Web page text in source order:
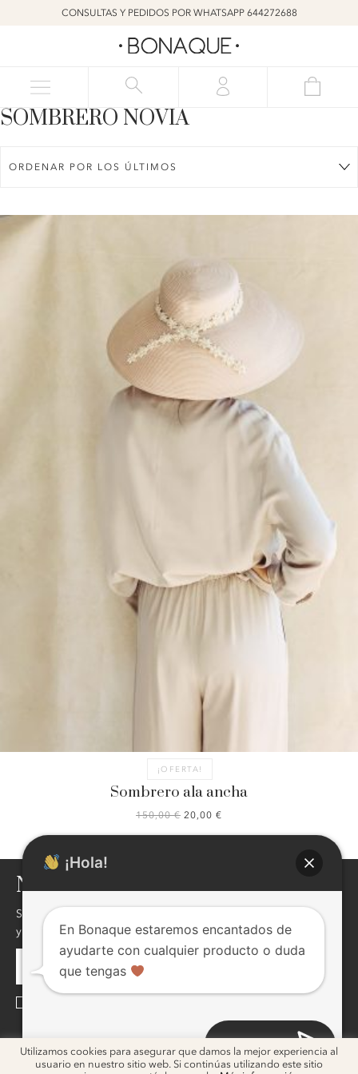
CONSULTAS Y PEDIDOS POR WHATSAPP 644272688
SOMBRERO NOVIA
¡OFERTA!
AGOTADO
Sombrero ala ancha
150,00€ EL
ORIGINAL
20,00 €
ACTUAL
NEWSLETTER
Si quieres enterarte de nuestras novedades,descuentos,eventos
y mucho más ! inscribite, seguro te va a interesar !
ig ig
2026 © Bonaque. DiseñoMelon Blanc
Utilizamos cookies para asegurar que damos la mejor experiencia al
usuario en nuestro sitio web. Si continúas utilizando este sitio
Abrir chat
¡Hola!
En Bonaque estaremos encantados de
ayudarte con cualquier producto o duda
que tengas